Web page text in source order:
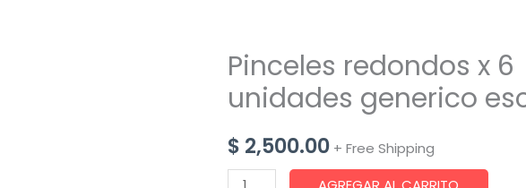
Pinceles redondos x 6
unidades generico
$ 2,500.00 + Free Shipping
Pinceles